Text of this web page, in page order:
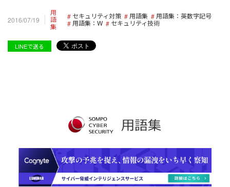
2016/07/19
用
語
集
セキュリティ対策 用語集
用語集：英数字記号
用語集：W
セキュリティ技術
LINEで送る